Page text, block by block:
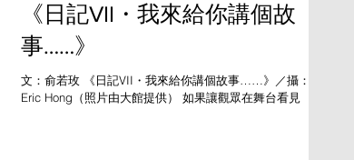
《日記VII・我來給你講個故
事……》
文：俞若玫 《日記VII・我來給你講個故事……》／攝：
Eric Hong（照片由大館提供） 如果讓觀眾在舞台看見